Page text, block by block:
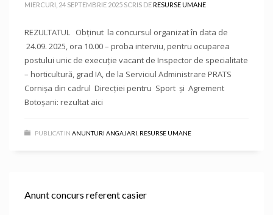
MIERCURI, 24 SEPTEMBRIE 2025 SCRIS DERESURSE UMANE
REZULTATUL Obținut la concursul organizat în data de
24.09. 2025, ora 10.00 – proba interviu, pentru ocuparea
postului unic de execuție vacant de Inspector de specialitate
– horticultură, grad IA, de la Serviciul Administrare PRATS
Cornișa din cadrul Direcției pentru Sport și Agrement
Botoșani: rezultat aici
PUBLICAT IN ANUNTURI ANGAJARI RESURSE UMANE
Anunt concurs referent casier